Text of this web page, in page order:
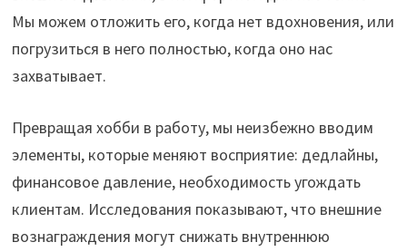
Мы можем отложить его, когда нет вдохновения, или
погрузиться в него полностью, когда оно нас
захватывает.
Превращая хобби в работу, мы неизбежно вводим
элементы, которые меняют восприятие: дедлайны,
финансовое давление, необходимость угождать
клиентам. Исследования показывают, что внешние
вознаграждения могут снижать внутреннюю